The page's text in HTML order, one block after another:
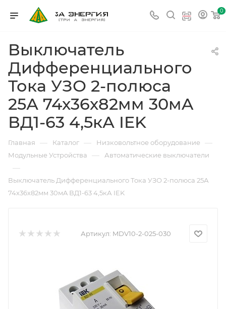
0
Выключатель
Дифференциального
Тока УЗО 2-полюса
25А 74х36х82мм 30мA
ВД1-63 4,5кА IEK
Главная — Каталог — Низковольтное оборудование —
Модульные Устройства — Автоматические выключатели
—
Выключатель Дифференциального Тока УЗО 2-полюса 25А
74х36х82мм 30мA ВД1-63 4,5кА IEK
Артикул: MDV10-2-025-030